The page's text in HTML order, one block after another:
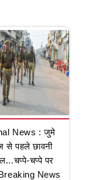
News : जुमे
से पहले छावनी
चप्पे पर
News